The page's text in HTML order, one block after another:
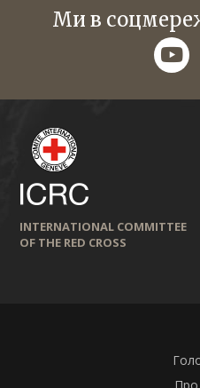
Ми в
INTERNATIONAL COMMITTEE
OF THE RED CROSS
Про